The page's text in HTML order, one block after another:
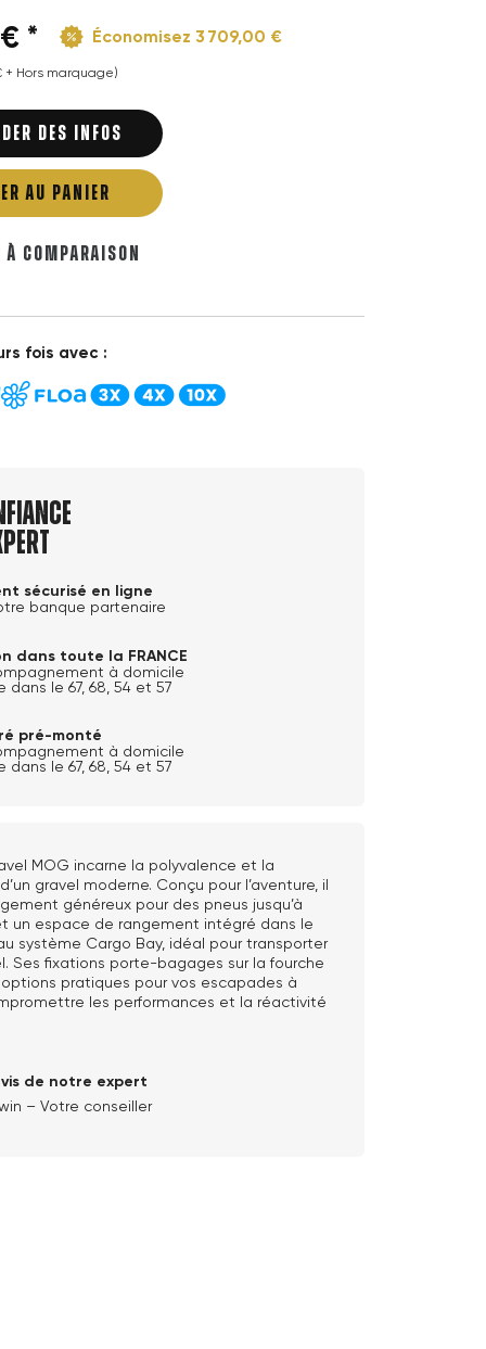
* Économisez 3 709,00 €
+ Hors marquage)
DES INFOS
AU PANIER
À COMPARAISON
fois avec :
sécurisé en ligne
banque partenaire
dans toute la FRANCE
à domicile
dans le 67, 68, 54 et 57
pré-monté
à domicile
dans le 67, 68, 54 et 57
MOG incarne la polyvalence et la
gravel moderne. Conçu pour l’aventure, il
généreux pour des pneus jusqu’à
un espace de rangement intégré dans le
système Cargo Bay, idéal pour transporter
Ses fixations porte-bagages sur la fourche
pratiques pour vos escapades à
les performances et la réactivité
de notre expert
– Votre conseiller